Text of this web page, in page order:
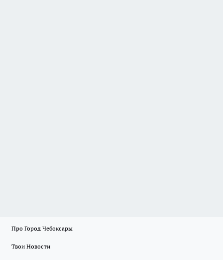
Про Город Чебоксары
Твои Новости